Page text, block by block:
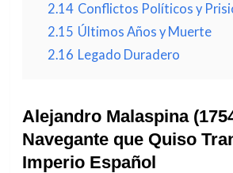
2.14 Conflictos Políticos y
2.15 Últimos Años y Muerte
2.16 Legado Duradero
Alejandro Malaspina
Navegante que Quiso
Imperio Español